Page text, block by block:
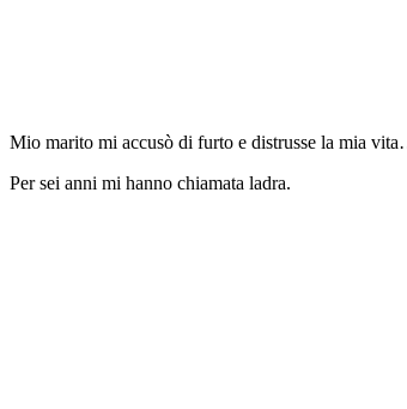
Mio marito mi accusò di furto e distrusse la mia
Per sei anni mi hanno chiamata ladra.